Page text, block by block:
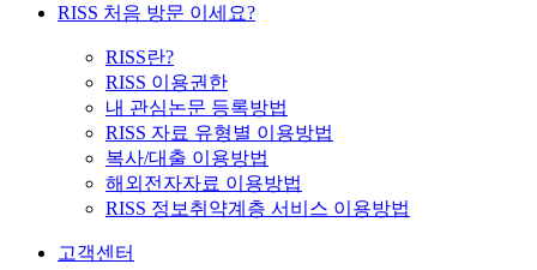
RISS 처음 방문 이세요?
RISS란?
RISS 이용권한
내 관심논문 등록방법
RISS 자료 유형별 이용방법
복사/대출 이용방법
해외전자자료 이용방법
RISS 정보취약계층 서비스 이용방법
고객센터